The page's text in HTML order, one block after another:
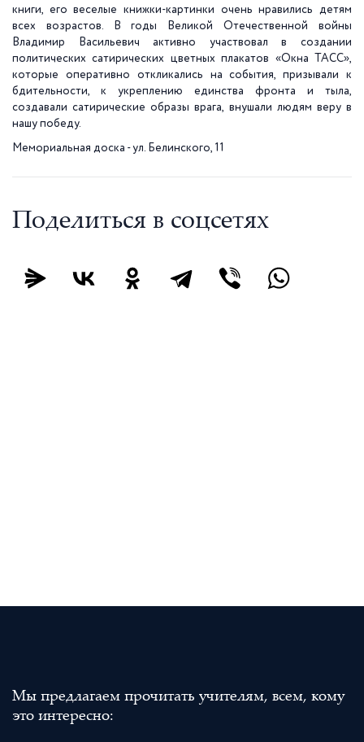
книги, его веселые книжки-картинки очень нравились детям
всех возрастов. В годы Великой Отечественной войны
Владимир Васильевич активно участвовал в создании
политических сатирических цветных плакатов «Окна ТАСС»,
которые оперативно откликались на события, призывали к
бдительности, к укреплению единства фронта и тыла,
создавали сатирические образы врага, внушали людям веру в
нашу победу.
Мемориальная доска - ул. Белинского, 11
Поделиться в соцсетях
Мы предлагаем прочитать учителям, всем, кому
это интересно: